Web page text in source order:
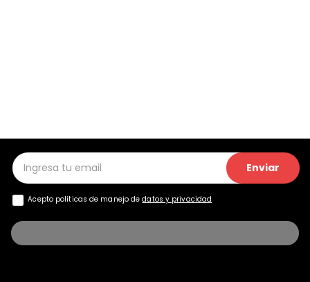
Enviar
Acepto políticas de manejo dedatos y privacidad